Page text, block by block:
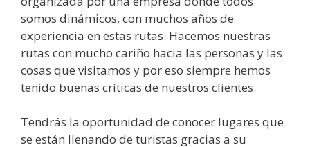
somos dinámicos, con muchos años de
experiencia en estas rutas. Hacemos nuestras
rutas con mucho cariño hacia las personas y las
cosas que visitamos y por eso siempre hemos
tenido buenas críticas de nuestros clientes.
Tendrás la oportunidad de conocer lugares que
se están llenando de turistas gracias a su